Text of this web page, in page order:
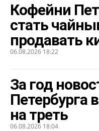
Кофейни
стать
продавать
06.08.2026 18:22
За год
Петербурга
на треть
06.08.2026 18:04